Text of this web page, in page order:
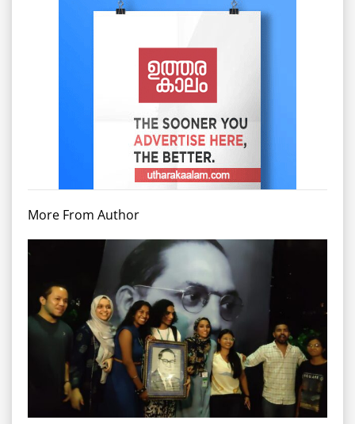
More From Author